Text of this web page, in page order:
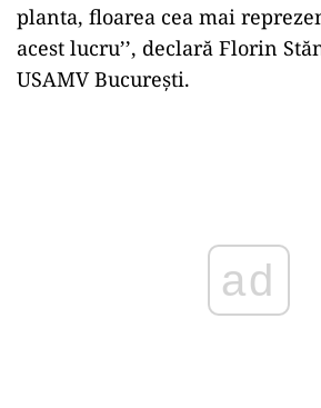
planta, floarea cea mai
acest lucru’’, declară Florin
USAMV București.